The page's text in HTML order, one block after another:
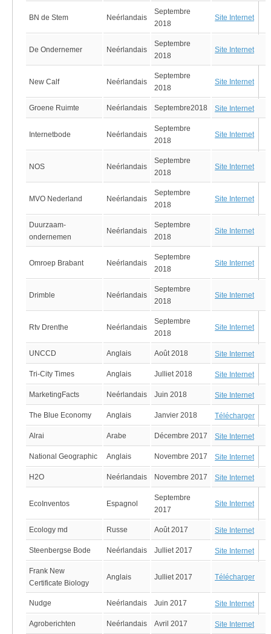
BN de Stem Neérlandais
Septembre
2018
Site Internet
De Ondernemer Neérlandais
Septembre
2018
Site Internet
New Calf Neérlandais
Septembre
2018
Site Internet
Groene Ruimte Neérlandais Septembre2018 Site Internet
Internetbode Neérlandais
Septembre
2018
Site Internet
NOS Neérlandais
Septembre
2018
Site Internet
MVO Nederland Neérlandais
Septembre
2018
Site Internet
Duurzaam-
ondernemen
Neérlandais
Septembre
2018
Site Internet
Omroep Brabant Neérlandais
Septembre
2018
Site Internet
Drimble Neérlandais
Septembre
2018
Site Internet
Rtv Drenthe Neérlandais
Septembre
2018
Site Internet
UNCCD Anglais Août 2018 Site Internet
Tri-City Times Anglais Julliet 2018 Site Internet
MarketingFacts Neérlandais Juin 2018 Site Internet
The Blue Economy Anglais Janvier 2018 Télécharger
Alrai Arabe Décembre 2017 Site Internet
National Geographic Anglais Novembre 2017 Site Internet
H2O Neérlandais Novembre 2017 Site Internet
EcoInventos Espagnol
Septembre
2017
Site Internet
Ecology md Russe Août 2017 Site Internet
Steenbergse Bode Neérlandais Julliet 2017 Site Internet
Frank New
Certificate Biology
Anglais Julliet 2017 Télécharger
Nudge Neérlandais Juin 2017 Site Internet
Agroberichten Neérlandais Avril 2017 Site Internet